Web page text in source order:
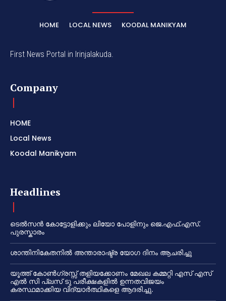
HOME LOCAL NEWS KOODAL MANIKYAM
First News Portal in Irinjalakuda.
Company
HOME
Local News
Koodal Manikyam
Headlines
ടെൽസൻ കോട്ടോളിക്കും ലിയോ പോളിനും ജെ.എഫ്.എസ്.
പുരസ്കാരം
ശാന്തിനികേതനിൽ അന്താരാഷ്ട്ര യോഗ ദിനം ആചരിച്ചു
യൂത്ത് കോൺഗ്രസ്സ് തളിയക്കോണം മേഖല കമ്മറ്റി എസ് എസ്
എൽ സി പ്ലസ് ടു പരീക്ഷകളിൽ ഉന്നതവിജയം
കരസ്ഥമാക്കിയ വിദ്യാർത്ഥികളെ ആദരിച്ചു.